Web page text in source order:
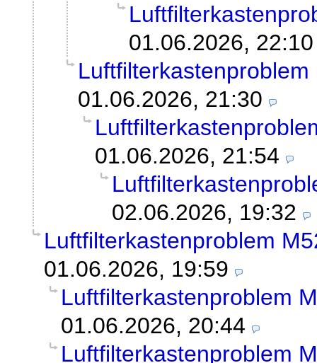
01.06.2026, 22:10
01.06.2026, 21:30
01.06.2026, 21:54
02.06.2026, 19:32
Luftfilterkastenproblem
01.06.2026, 19:59
Luftfilterkastenproblem
01.06.2026, 20:44
Luftfilterkastenproblem